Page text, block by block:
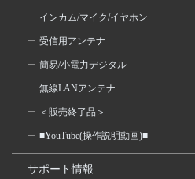
インカム/マイク/イヤホン
受信用アンテナ
簡易/小電力デジタル
無線LANアンテナ
＜販売終了品＞
■YouTube(操作説明動画)■
サポート情報